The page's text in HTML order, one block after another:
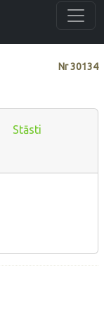
Nr30134
Stāsti